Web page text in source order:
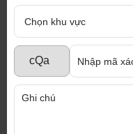
mua, đầu tư trái phiếu
- Nghĩa vụ trả nợ gốc
khoảng thời gian từ
03 tháng kề từ ngày
dịch Covid-19; và
- Khách hàng không
và/hoặc lãi theo hợp
thu nhập sụt giảm bởi